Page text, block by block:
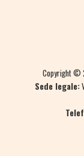
Copyright ©
Sede legale: